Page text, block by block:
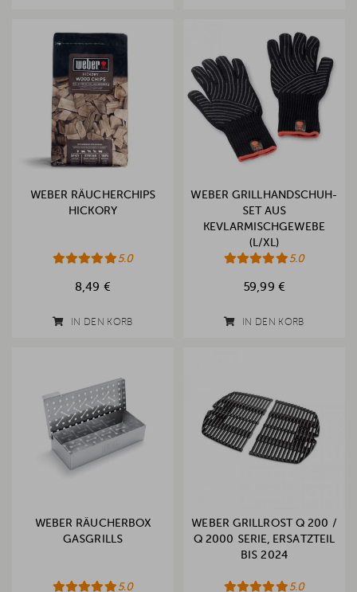
WEBER RÄUCHERCHIPS
HICKORY
5.0
8,49 €
IN DEN KORB
WEBER GRILLHANDSCHUH-
SET AUS
KEVLARMISCHGEWEBE
(L/XL)
5.0
59,99 €
IN DEN KORB
WEBER RÄUCHERBOX
GASGRILLS
5.0
WEBER GRILLROST Q 200 /
Q 2000 SERIE, ERSATZTEIL
BIS 2024
5.0